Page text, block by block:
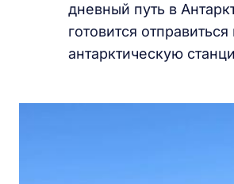
дневный путь в
готовится
антарктическую